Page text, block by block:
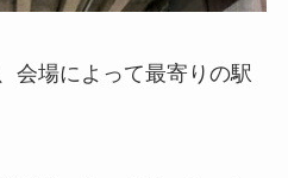
会場によって最寄りの駅